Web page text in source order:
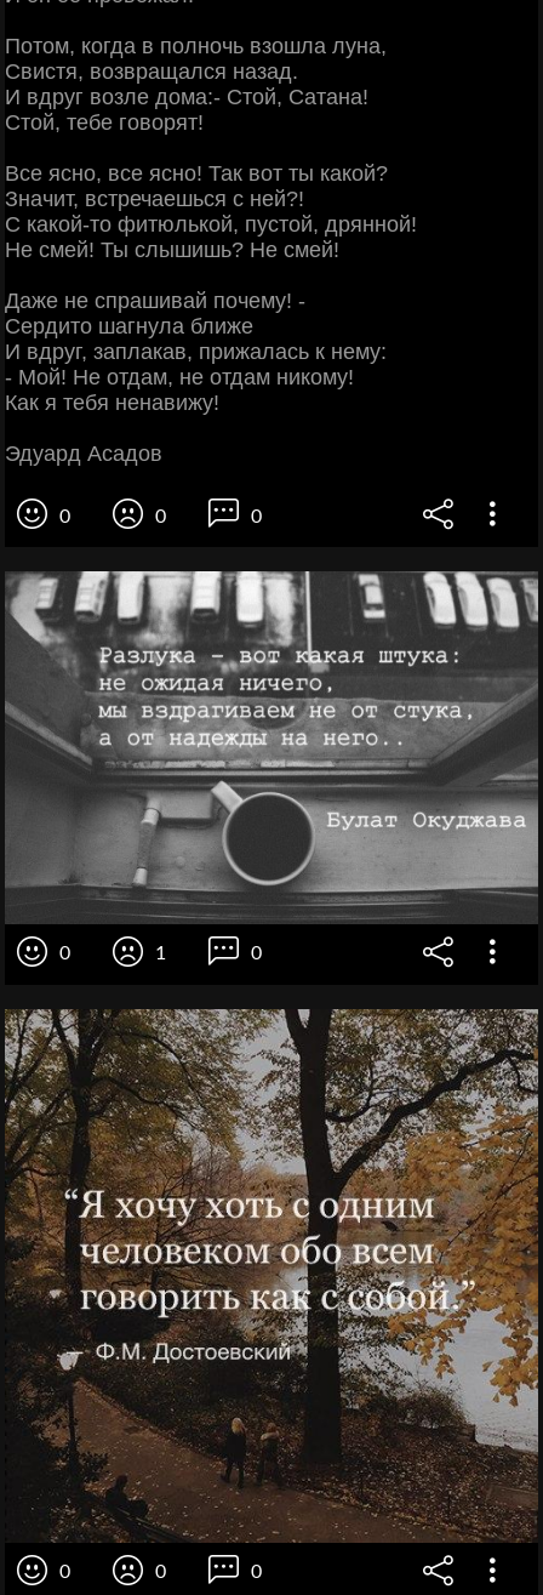
Потом, когда в полночь взошла луна,
Свистя, возвращался назад.
И вдруг возле дома:- Стой, Сатана!
Стой, тебе говорят!
Все ясно, все ясно! Так вот ты какой?
Значит, встречаешься с ней?!
С какой-то фитюлькой, пустой, дрянной!
Не смей! Ты слышишь? Не смей!
Даже не спрашивай почему! -
Сердито шагнула ближе
И вдруг, заплакав, прижалась к нему:
- Мой! Не отдам, не отдам никому!
Как я тебя ненавижу!
Эдуард Асадов
0 0 0
0 1 0
0 0 0